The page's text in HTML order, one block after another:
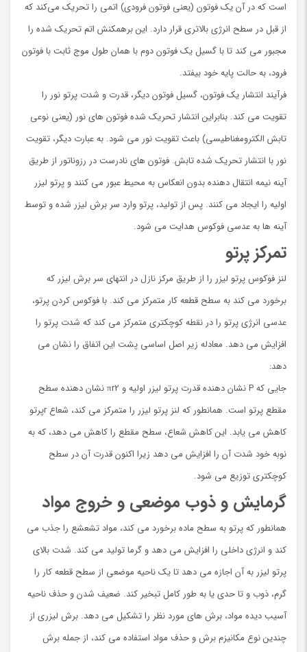
است که در آن یک فوتون (یعنی فوتون فرودی) اتمی را تحریک می‌کند که
از قبل در سطح انرژی بالاتری قرار دارد. این برهمکنش اتم تحریک شده را
مجبور می کند تا با گسیل یک فوتون دوم با همان طول موج ثابت با فوتون
فرود، به حالت پایه خود بیفتد.
فرآیند انتشار یک فوتون، گسیل فوتون دیگر، قدرت و شدت پرتو نور را
تقویت می کند. بنابراین انتشار تحریک شده فوتون های نور (یعنی نوعی
تابش الکترومغناطیسی) باعث تقویت نور می شود. به عبارت دیگر، تقویت
نور با انتشار تحریک شده تابش. فوتون های نادرست در رزوناتور از طریق
آینه نیمه انتقال دهنده بدون انعکاس به محیط عبور می کنند و پرتو لیزر
اولیه را ایجاد می کنند. پس از تولید، پرتو وارد سر برش لیزر شده و توسط
آینه ها به عدسی فوکوس هدایت می شود.
تمركز پرتو
لنز فوکوس پرتو لیزر را از طریق مرکز نازل در انتهای سر برش لیزر که
برخورد می کند به سطح قطعه کار متمرکز می کند. با فوکوس کردن پرتو،
عدسی انرژی پرتو را در نقطه کوچکتری متمرکز می کند که شدت پرتو را
افزایش می دهد. معادله زیر اصل اساسی پشت این اتفاق را نشان می
دهد:
جایی که P نشان دهنده قدرت پرتو لیزر اولیه و πr2 نشان دهنده سطح
مقطع پرتو است. همانطور که لنز پرتو لیزر را متمرکز می کند، شعاع rپرتو
کاهش می یابد. این کاهش شعاع، سطح مقطع را کاهش می دهد، که به
نوبه خود شدت آن را افزایش می دهد زیرا اکنون قدرت آن در سطح
کوچکتری توزیع می شود.
گرمایش و ذوب موضعی و خروج مواد
همانطور که پرتو به سطح ماده برخورد می کند، مواد تشعشع را جذب می
کند و انرژی داخلی را افزایش می دهد و گرما تولید می کند. شدت بالای
پرتو لیزر به آن اجازه می دهد تا یک ناحیه موضعی از سطح قطعه کار را
گرم، ذوب و تا حدی یا به طور کامل تبخیر کند. ضعیف شدن و حذف ناحیه
آسیب دیده مواد، برش های مورد نظر را تشکیل می دهد. برش لیزری از
چندین نوع مکانیزم برش و حذف مواد استفاده می کند، از جمله برش